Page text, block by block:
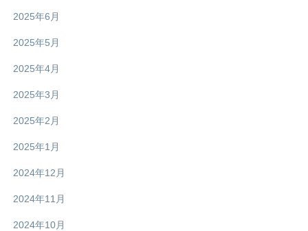
2025年6月
2025年5月
2025年4月
2025年3月
2025年2月
2025年1月
2024年12月
2024年11月
2024年10月